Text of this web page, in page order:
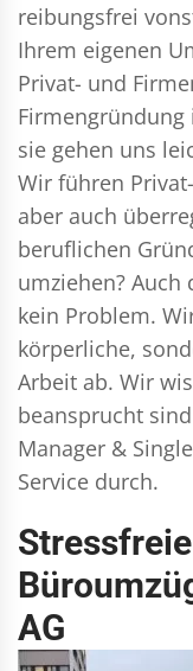
reibungsfrei
Ihrem eigenen
Privat- und
Firmengründung
sie gehen uns
Wir führen
aber auch
beruflichen
umziehen?
kein Problem.
körperliche,
Arbeit ab. Wir
beansprucht
Manager &
Service durch.
AG